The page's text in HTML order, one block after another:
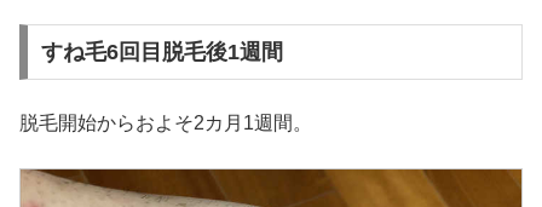
すね毛6回目脱毛後1週間
脱毛開始からおよそ2カ月1週間。